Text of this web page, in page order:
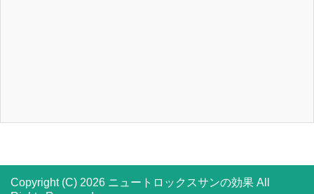
Copyright (C) 2026 ニュートロックスサンの効果 All